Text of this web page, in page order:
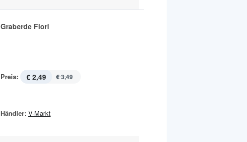
Graberde Fiori
Preis: € 2,49 € 3,49
Händler: V-Markt